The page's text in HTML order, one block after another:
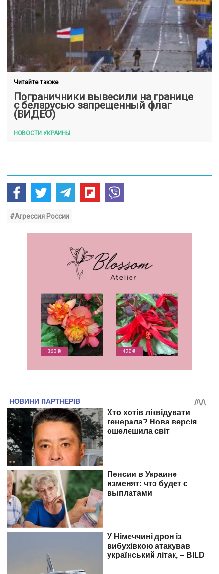
Читайте также
Пограничники вывесили на границе
с беларусью запрещенный флаг
(ВИДЕО)
НОВОСТИ УКРАИНЫ
#Агрессия России